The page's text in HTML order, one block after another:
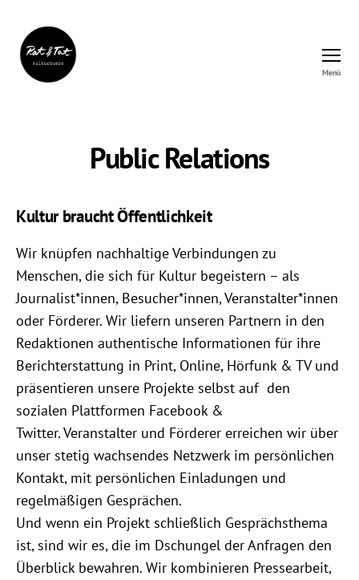
Menü
Public Relations
Kultur braucht Öffentlichkeit
Wir knüpfen nachhaltige Verbindungen zu
Menschen, die sich für Kultur begeistern – als
Journalist*innen, Besucher*innen, Veranstalter*innen
oder Förderer. Wir liefern unseren Partnern in den
Redaktionen authentische Informationen für ihre
Berichterstattung in Print, Online, Hörfunk & TV und
präsentieren unsere Projekte selbst auf den
sozialen Plattformen Facebook &
Twitter. Veranstalter und Förderer erreichen wir über
unser stetig wachsendes Netzwerk im persönlichen
Kontakt, mit persönlichen Einladungen und
regelmäßigen Gesprächen.
Und wenn ein Projekt schließlich Gesprächsthema
ist, sind wir es, die im Dschungel der Anfragen den
Überblick bewahren. Wir kombinieren Pressearbeit,